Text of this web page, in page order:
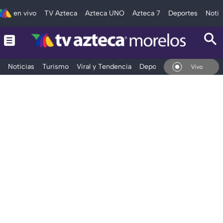
en vivo TV Azteca Azteca UNO Azteca 7 Deportes
Noticias Turismo Viral y Tendencia Deportes Espectáculos
En Vivo